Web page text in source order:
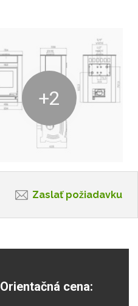
+2
Zaslať požiadavku
Orientačná cena: